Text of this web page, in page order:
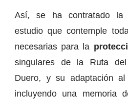
Así, se ha contratado la
estudio que contemple
necesarias para la
singulares de la Ruta
Duero, y su adaptación al
incluyendo una memoria